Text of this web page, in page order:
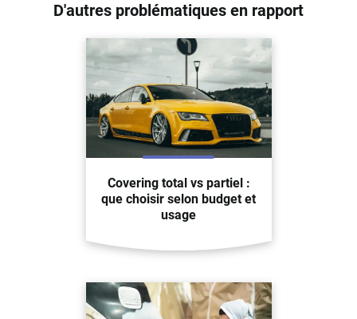
D'autres problématiques en rapport
Covering total vs partiel :
que choisir selon budget et
usage